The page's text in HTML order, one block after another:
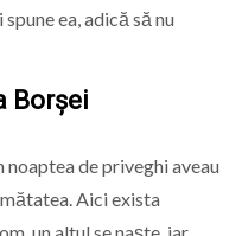
spune ea, adică să nu
Borșei
de priveghi aveau
Aici exista
un altul se naște, iar